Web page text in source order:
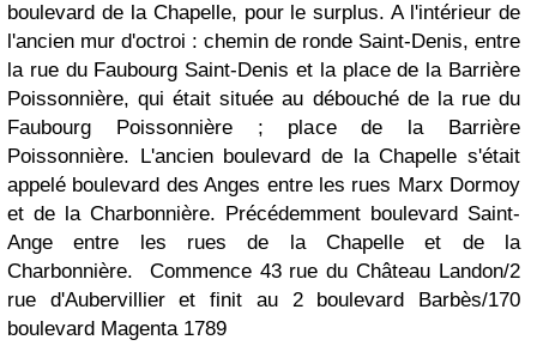
boulevard de la Chapelle, pour le surplus. A l'intérieur de
l'ancien mur d'octroi : chemin de ronde Saint-Denis, entre
la rue du Faubourg Saint-Denis et la place de la Barrière
Poissonnière, qui était située au débouché de la rue du
Faubourg Poissonnière ; place de la Barrière
Poissonnière. L'ancien boulevard de la Chapelle s'était
appelé boulevard des Anges entre les rues Marx Dormoy
et de la Charbonnière. Précédemment boulevard Saint-
Ange entre les rues de la Chapelle et de la
Charbonnière.
Commence 43 rue du Château Landon/2
rue d'Aubervillier et finit au 2 boulevard Barbès/170
boulevard Magenta 1789